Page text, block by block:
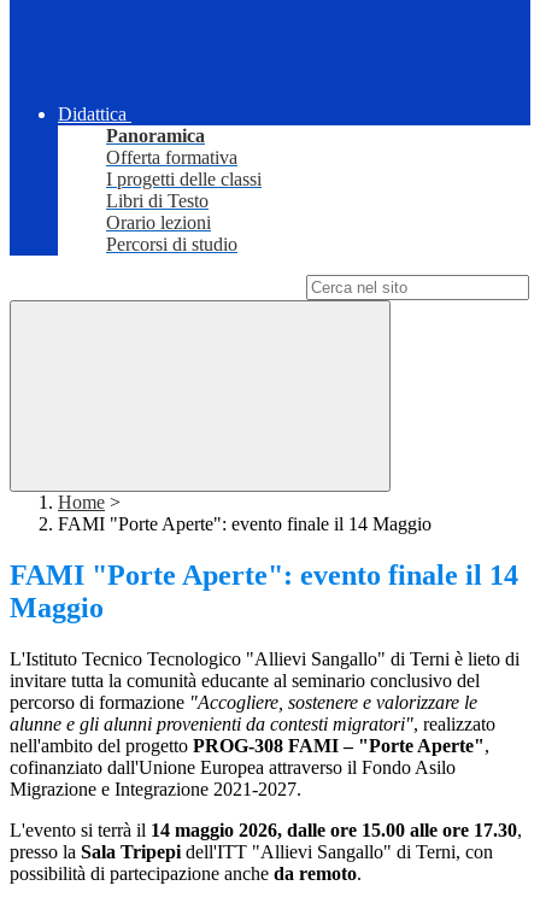
Didattica
Panoramica
Offerta formativa
I progetti delle classi
Libri di Testo
Orario lezioni
Percorsi di studio
Home >
FAMI "Porte Aperte": evento finale il 14 Maggio
FAMI "Porte Aperte": evento finale il 14
Maggio
L'Istituto Tecnico Tecnologico "Allievi Sangallo" di Terni è lieto di
invitare tutta la comunità educante al seminario conclusivo del
percorso di formazione "Accogliere, sostenere e valorizzare le
alunne e gli alunni provenienti da contesti migratori", realizzato
nell'ambito del progetto PROG-308 FAMI – "Porte Aperte",
cofinanziato dall'Unione Europea attraverso il Fondo Asilo
Migrazione e Integrazione 2021-2027.
L'evento si terrà il 14 maggio 2026, dalle ore 15.00 alle ore 17.30,
presso la Sala Tripepi dell'ITT "Allievi Sangallo" di Terni, con
possibilità di partecipazione anche da remoto.